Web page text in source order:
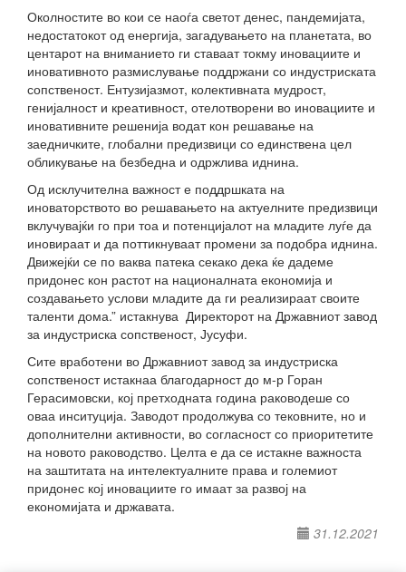
Околностите во кои се наоѓа светот денес, пандемијата,
недостатокот од енергија, загадувањето на планетата, во
центарот на вниманието ги ставаат токму иновациите и
иновативното размислување поддржани со индустриската
сопственост. Ентузијазмот, колективната мудрост,
генијалност и креативност, отелотворени во иновациите и
иновативните решенија водат кон решавање на
заедничките, глобални предизвици со единствена цел
обликување на безбедна и одржлива иднина.
Од исклучителна важност е поддршката на
иноваторството во решавањето на актуелните предизвици
вклучувајќи го при тоа и потенцијалот на младите луѓе да
иновираат и да поттикнуваат промени за подобра иднина.
Движејќи се по ваква патека секако дека ќе дадеме
придонес кон растот на националната економија и
создавањето услови младите да ги реализираат своите
таленти дома.” истакнува Директорот на Државниот завод
за индустриска сопственост, Јусуфи.
Сите вработени во Државниот завод за индустриска
сопственост истакнаа благодарност до м-р Горан
Герасимовски, кој претходната година раководеше со
оваа инситуција. Заводот продолжува со тековните, но и
дополнителни активности, во согласност со приоритетите
на новото раководство. Целта е да се истакне важноста
на заштитата на интелектуалните права и големиот
придонес кој иновациите го имаат за развој на
економијата и државата.
31.12.2021